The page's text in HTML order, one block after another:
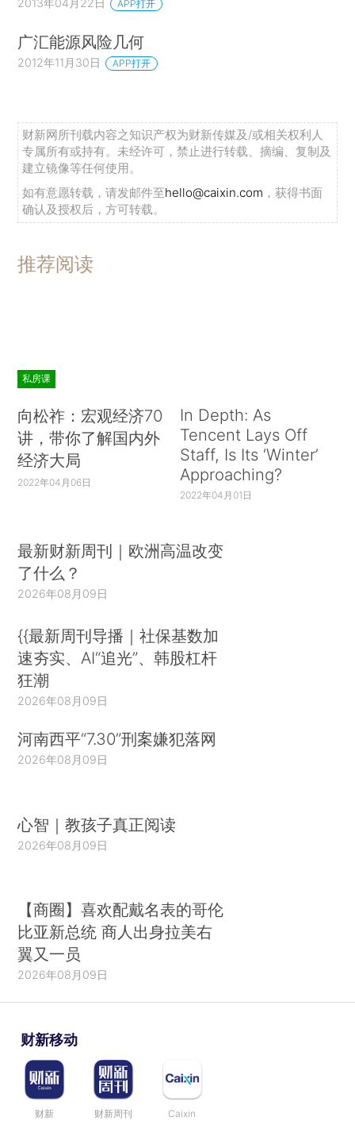
2013年04月22日 APP打开
广汇能源风险几何
2012年11月30日 APP打开
财新网所刊载内容之知识产权为财新传媒及/或相关权利人
专属所有或持有。未经许可，禁止进行转载、摘编、复制及
建立镜像等任何使用。
如有意愿转载，请发邮件至hello@caixin.com ，获得书面
确认及授权后，方可转载。
推荐阅读
私房课
向松祚：宏观经济70
讲，带你了解国内外
经济大局
2022年04月06日
In Depth: As
Tencent Lays Off
Staff, Is Its ‘Winter’
Approaching?
2022年04月01日
最新财新周刊｜欧洲高温改变
了什么？
2026年08月09日
{{最新周刊导播｜社保基数加
速夯实、AI“追光”、韩股杠杆
狂潮
2026年08月09日
河南西平“7.30”刑案嫌犯落网
2026年08月09日
心智｜教孩子真正阅读
2026年08月09日
【商圈】喜欢配戴名表的哥伦
比亚新总统 商人出身拉美右
翼又一员
2026年08月09日
财新移动
财新 财新周刊 Caixin